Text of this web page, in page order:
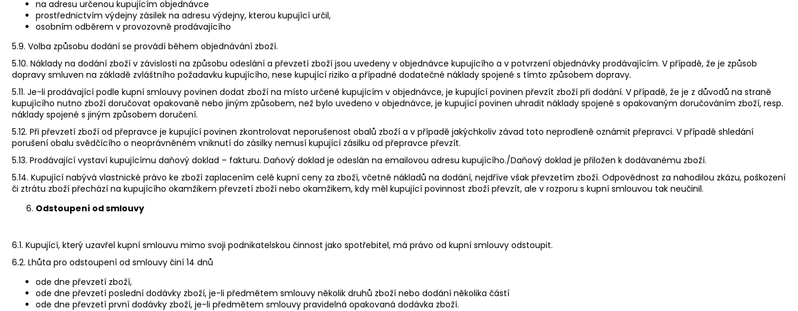
na adresu určenou kupujícím objednávce
prostřednictvím výdejny zásilek na adresu výdejny, kterou kupující určil,
osobním odběrem v provozovně prodávajícího
5.9. Volba způsobu dodání se provádí během objednávání zboží.
5.10. Náklady na dodání zboží v závislosti na způsobu odeslání a převzetí zboží jsou uvedeny v objednávce kupujícího a v potvrzení objednávky prodávajícím. V případě, že je způsob
dopravy smluven na základě zvláštního požadavku kupujícího, nese kupující riziko a případné dodatečné náklady spojené s tímto způsobem dopravy.
5.11. Je-li prodávající podle kupní smlouvy povinen dodat zboží na místo určené kupujícím v objednávce, je kupující povinen převzít zboží při dodání. V případě, že je z důvodů na straně
kupujícího nutno zboží doručovat opakovaně nebo jiným způsobem, než bylo uvedeno v objednávce, je kupující povinen uhradit náklady spojené s opakovaným doručováním zboží, resp.
náklady spojené s jiným způsobem doručení.
5.12. Při převzetí zboží od přepravce je kupující povinen zkontrolovat neporušenost obalů zboží a v případě jakýchkoliv závad toto neprodleně oznámit přepravci. V případě shledání
porušení obalu svědčícího o neoprávněném vniknutí do zásilky nemusí kupující zásilku od přepravce převzít.
5.13. Prodávající vystaví kupujícímu daňový doklad – fakturu. Daňový doklad je odeslán na emailovou adresu kupujícího./Daňový doklad je přiložen k dodávanému zboží.
5.14. Kupující nabývá vlastnické právo ke zboží zaplacením celé kupní ceny za zboží, včetně nákladů na dodání, nejdříve však převzetím zboží. Odpovědnost za nahodilou zkázu, poškození
či ztrátu zboží přechází na kupujícího okamžikem převzetí zboží nebo okamžikem, kdy měl kupující povinnost zboží převzít, ale v rozporu s kupní smlouvou tak neučinil.
Odstoupení od smlouvy
6.1. Kupující, který uzavřel kupní smlouvu mimo svoji podnikatelskou činnost jako spotřebitel, má právo od kupní smlouvy odstoupit.
6.2. Lhůta pro odstoupení od smlouvy činí 14 dnů
ode dne převzetí zboží,
ode dne převzetí poslední dodávky zboží, je-li předmětem smlouvy několik druhů zboží nebo dodání několika částí
ode dne převzetí první dodávky zboží, je-li předmětem smlouvy pravidelná opakovaná dodávka zboží.